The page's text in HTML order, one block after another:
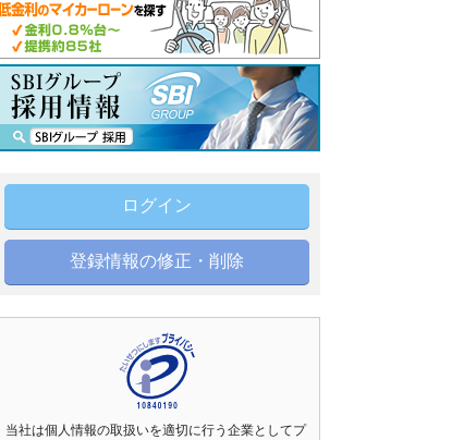
ログイン
登録情報の修正・削除
当社は個人情報の取扱いを適切に行う企業としてプ